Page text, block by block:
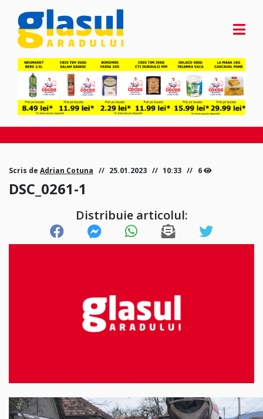
Scris de Adrian Cotuna 25.01.2023 10:33 6
DSC_0261-1
Distribuie articolul: